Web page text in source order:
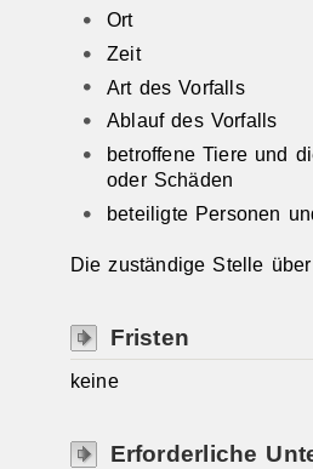
Ort
Zeit
Art des Vorfalls
Ablauf des Vorfalls
betroffene Tiere und
oder Schäden
beteiligte Personen
Die zuständige Stelle
Fristen
keine
Erforderliche